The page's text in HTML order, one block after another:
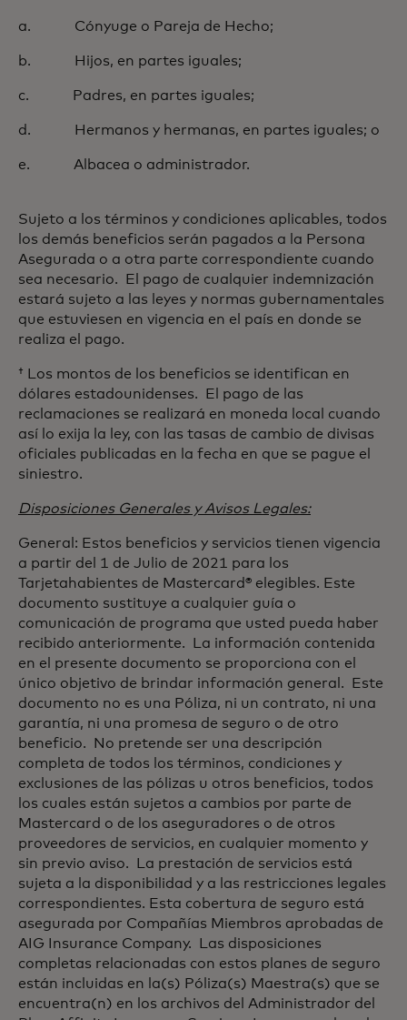
a. Cónyuge o Pareja de Hecho;
b. Hijos, en partes iguales;
c. Padres, en partes iguales;
d. Hermanos y hermanas, en partes iguales; o
e. Albacea o administrador.
Sujeto a los términos y condiciones aplicables, todos
los demás beneficios serán pagados a la Persona
Asegurada o a otra parte correspondiente cuando
sea necesario. El pago de cualquier indemnización
estará sujeto a las leyes y normas gubernamentales
que estuviesen en vigencia en el país en donde se
realiza el pago.
† Los montos de los beneficios se identifican en
dólares estadounidenses. El pago de las
reclamaciones se realizará en moneda local cuando
así lo exija la ley, con las tasas de cambio de divisas
oficiales publicadas en la fecha en que se pague el
siniestro.
Disposiciones Generales y Avisos Legales:
General: Estos beneficios y servicios tienen vigencia
a partir del 1 de Julio de 2021 para los
Tarjetahabientes de Mastercard® elegibles. Este
documento sustituye a cualquier guía o
comunicación de programa que usted pueda haber
recibido anteriormente. La información contenida
en el presente documento se proporciona con el
único objetivo de brindar información general. Este
documento no es una Póliza, ni un contrato, ni una
garantía, ni una promesa de seguro o de otro
beneficio. No pretende ser una descripción
completa de todos los términos, condiciones y
exclusiones de las pólizas u otros beneficios, todos
los cuales están sujetos a cambios por parte de
Mastercard o de los aseguradores o de otros
proveedores de servicios, en cualquier momento y
sin previo aviso. La prestación de servicios está
sujeta a la disponibilidad y a las restricciones legales
correspondientes. Esta cobertura de seguro está
asegurada por Compañías Miembros aprobadas de
AIG Insurance Company. Las disposiciones
completas relacionadas con estos planes de seguro
están incluidas en la(s) Póliza(s) Maestra(s) que se
encuentra(n) en los archivos del Administrador del